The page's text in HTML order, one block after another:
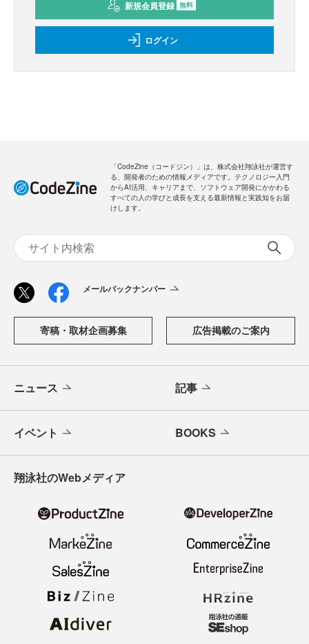
新規会員登録 無料
ログイン
「CodeZine（コードジン）」は、株式会社翔泳社が運営す
る、開発者のための情報メディアです。テクノロジー入門
からAI活用、キャリアまで、ソフトウェア開発にかかわる
すべての人の学びと成長を支える最新情報と実践知をお届
けします。
メールバックナンバー
寄稿・取材企画募集 広告掲載のご案内
ニュース 記事
イベント BOOKS
翔泳社のWebメディア